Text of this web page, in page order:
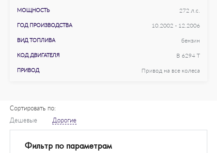
МОЩНОСТЬ 272 л.с.
ГОД ПРОИЗВОДСТВА 10.2002 - 12.2006
ВИД ТОПЛИВА бензин
КОД ДВИГАТЕЛЯ B 6294 T
ПРИВОД Привод на все колеса
Сортировать по:
Дешевые
Дорогие
Фильтр по параметрам